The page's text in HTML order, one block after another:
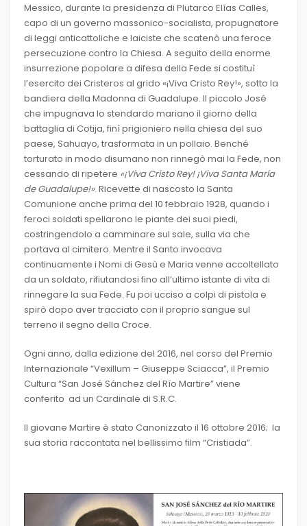
Messico, durante la presidenza di Plutarco Elías Calles,
capo di un governo massonico-socialista, propugnatore
di leggi anticattoliche e laiciste che scatenò una feroce
persecuzione contro la Chiesa. A seguito della enorme
insurrezione popolare a difesa della Fede si costituì
l’esercito dei Cristeros al grido «¡Viva Cristo Rey!», sotto la
bandiera della Madonna di Guadalupe. Il piccolo José
che impugnava lo stendardo mariano il giorno della
battaglia di Cotija, finì prigioniero nella chiesa del suo
paese, Sahuayo, trasformata in un pollaio. Benché
torturato in modo disumano non rinnegò mai la Fede, non
cessando di ripetere «¡Viva Cristo Rey! ¡Viva Santa María
de Guadalupe!». Ricevette di nascosto la Santa
Comunione anche prima del 10 febbraio 1928, quando i
feroci soldati spellarono le piante dei suoi piedi,
costringendolo a camminare sul sale, sulla via che
portava al cimitero. Mentre il Santo invocava
continuamente i Nomi di Gesù e Maria venne accoltellato
da un soldato, rifiutandosi fino all’ultimo istante di vita di
rinnegare la sua Fede. Fu poi ucciso a colpi di pistola e
spirò dopo aver tracciato con il proprio sangue sul
terreno il segno della Croce.
Ogni anno, dalla edizione del 2016, nel corso del Premio
Internazionale “Vexillum – Giuseppe Sciacca”, il Premio
Cultura “San José Sánchez del Río Martire” viene
conferito ad un Cardinale di S.R.C.
Il giovane Martire è stato Canonizzato il 16 ottobre 2016; la
sua storia raccontata nel bellissimo film “Cristiada”.